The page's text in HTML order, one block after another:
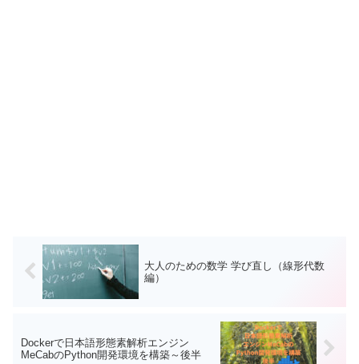
大人のための数学 学び直し（線形代数
編）
Dockerで日本語形態素解析エンジン
MeCabのPython開発環境を構築～後半